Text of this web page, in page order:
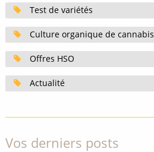
Test de variétés
Culture organique de cannabis
Offres HSO
Actualité
Vos derniers posts